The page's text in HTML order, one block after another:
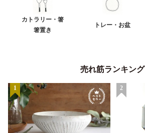
カトラリー・箸
箸置き
トレー・お盆
売れ筋ランキング
1 2